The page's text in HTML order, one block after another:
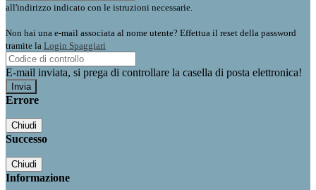
all'indirizzo indicato con le istruzioni necessarie.
Non hai una e-mail associata al nome utente? Effettua il reset della password
tramite la Login Spaggiari
E-mail inviata, si prega di controllare la casella di posta elettronica!
Errore
Chiudi
Successo
Chiudi
Informazione